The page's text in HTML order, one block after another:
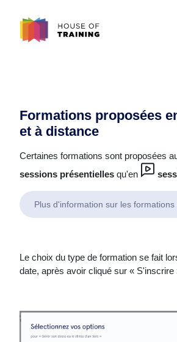
Formations proposées
et à distance
Certaines formations sont proposées
sessions présentielles qu'en
Plus d'information sur les formations
Le choix du type de formation se fait
date, après avoir cliqué sur « S'inscrire